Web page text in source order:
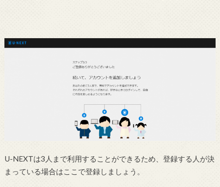
U-NEXTは3人まで利用することができるため、登録する人が決
まっている場合はここで登録しましょう。